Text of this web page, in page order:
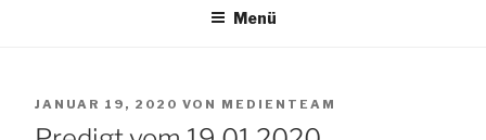
Menü
VERÖFFENTLICHT
AM
JANUAR 19, 2020 VON MEDIENTEAM